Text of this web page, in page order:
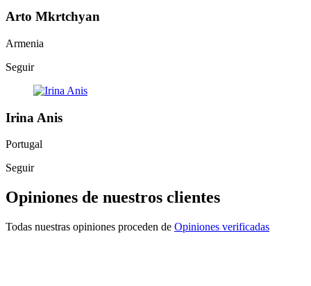
Arto Mkrtchyan
Armenia
Seguir
Irina Anis
Portugal
Seguir
Opiniones de nuestros clientes
Todas nuestras opiniones proceden de Opiniones verificadas